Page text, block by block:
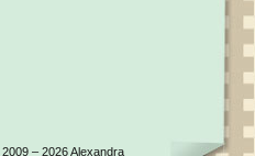
– 2026 Alexandra